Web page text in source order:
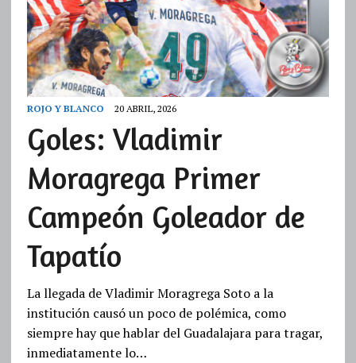
ROJO Y BLANCO 20 ABRIL, 2026
Goles: Vladimir
Moragrega Primer
Campeón Goleador de
Tapatío
La llegada de Vladimir Moragrega Soto a la
institución causó un poco de polémica, como
siempre hay que hablar del Guadalajara para tragar,
inmediatamente lo…